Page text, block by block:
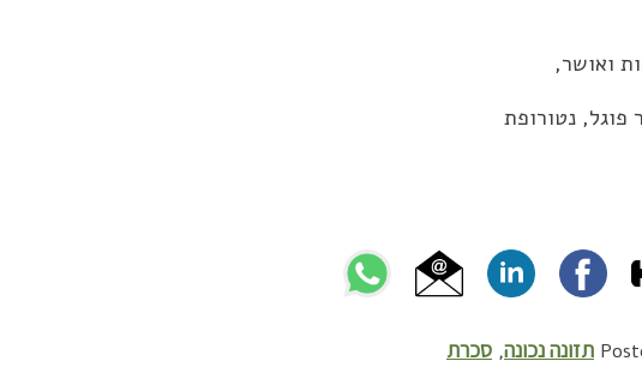
ואושר,
פוגל, נטורופת
תזונה נכונה, סכרת